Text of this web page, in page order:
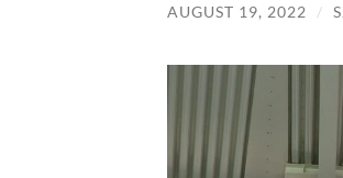
AUGUST 19, 2022 /